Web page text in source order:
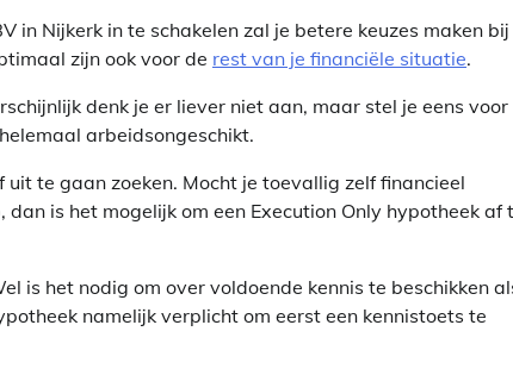
in Nijkerk in te schakelen zal je betere keuzes maken bij
zijn ook voor de rest van je financiële situatie.
denk je er liever niet aan, maar stel je eens voor
arbeidsongeschikt.
te gaan zoeken. Mocht je toevallig zelf financieel
is het mogelijk om een Execution Only hypotheek af
is het nodig om over voldoende kennis te beschikken
namelijk verplicht om eerst een kennistoets te